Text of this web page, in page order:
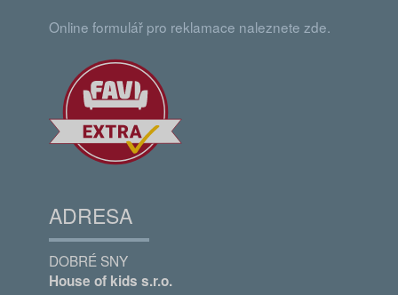
Online formulář pro reklamace naleznete zde.
ADRESA
DOBRÉ SNY
House of kids s.r.o.